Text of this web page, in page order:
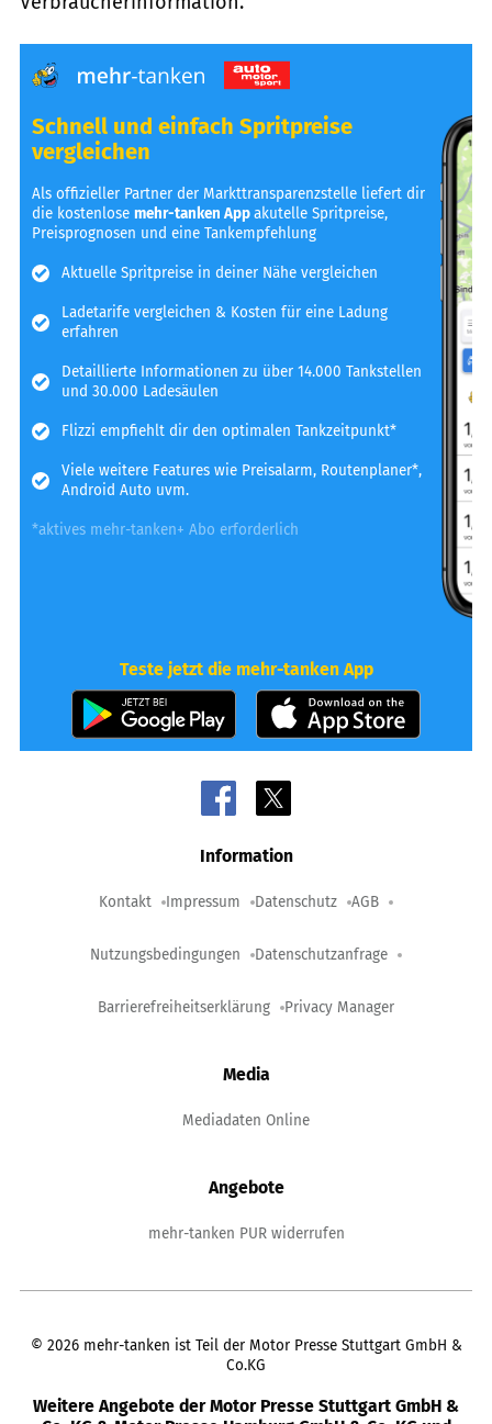
Schnell und einfach Spritpreise
vergleichen
Als offizieller Partner der Markttransparenzstelle liefert dir
die kostenlosemehr-tanken Appakutelle Spritpreise,
Preisprognosen und eine Tankempfehlung
Aktuelle Spritpreise in deiner Nähe vergleichen
Ladetarife vergleichen & Kosten für eine Ladung
erfahren
Detaillierte Informationen zu über 14.000 Tankstellen
und 30.000 Ladesäulen
Flizzi empfiehlt dir den optimalen Tankzeitpunkt*
Viele weitere Features wie Preisalarm, Routenplaner*,
Android Auto uvm.
*aktives mehr-tanken+ Abo erforderlich
Teste jetzt die mehr-tanken App
Information
Kontakt Impressum Datenschutz AGB
Nutzungsbedingungen Datenschutzanfrage
Barrierefreiheitserklärung Privacy Manager
Media
Mediadaten Online
Angebote
mehr-tanken PUR widerrufen
© 2026 mehr-tanken ist Teil der Motor Presse Stuttgart GmbH &
Co.KG
Weitere Angebote der Motor Presse Stuttgart GmbH &